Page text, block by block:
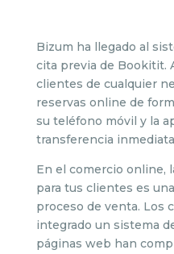
Bizum ha llegado al
cita previa de Bookitit.
clientes de cualquier
reservas online de
su teléfono móvil y la
transferencia
En el comercio online,
para tus clientes es
proceso de venta. Los
integrado un sistema
páginas web han